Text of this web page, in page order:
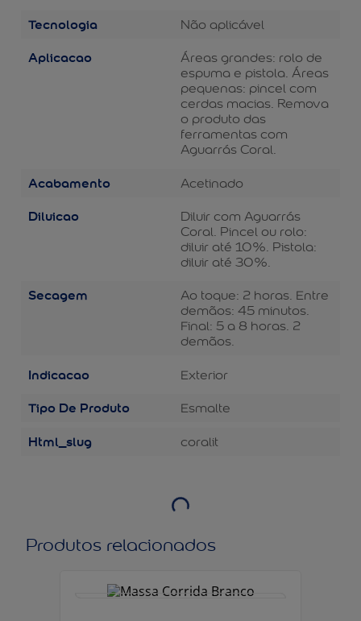
Tecnologia Não aplicável
Aplicacao
Áreas grandes: rolo de
espuma e pistola. Áreas
pequenas: pincel com
cerdas macias. Remova
o produto das
ferramentas com
Aguarrás Coral.
Acabamento Acetinado
Diluicao
Diluir com Aguarrás
Coral. Pincel ou rolo:
diluir até 10%. Pistola:
diluir até 30%.
Secagem
Ao toque: 2 horas. Entre
demãos: 45 minutos.
Final: 5 a 8 horas. 2
demãos.
Indicacao Exterior
Tipo De Produto Esmalte
Html_slug coralit
Produtos relacionados